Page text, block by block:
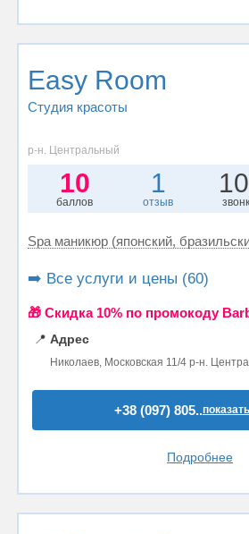
Easy Room
Студия красоты
р-н. Центральный
10
баллов
1
отзыв
Spa маникюр (японский,
➡️ Все услуги и цены (60)
🎁 Cкидка 10% по промокоду
📍 Адрес
Николаев, Московская 11/4 р-н.
+38 (097) 805..
Подробнее